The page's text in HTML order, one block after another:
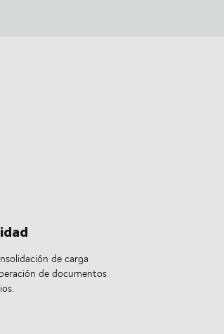
de carga
de documentos